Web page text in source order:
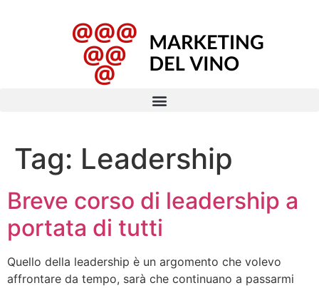
Tag: Leadership
Breve corso di leadership a
portata di tutti
Quello della leadership è un argomento che volevo
affrontare da tempo, sarà che continuano a passarmi